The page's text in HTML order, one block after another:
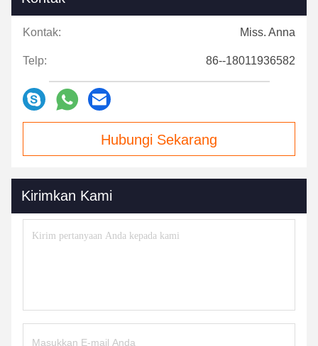
Kontak: Miss. Anna
Telp: 86--18011936582
Hubungi Sekarang
Kirimkan Kami